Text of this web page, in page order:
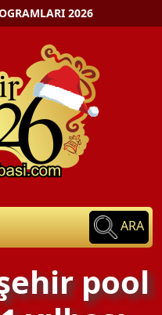
2026
ARA
pool